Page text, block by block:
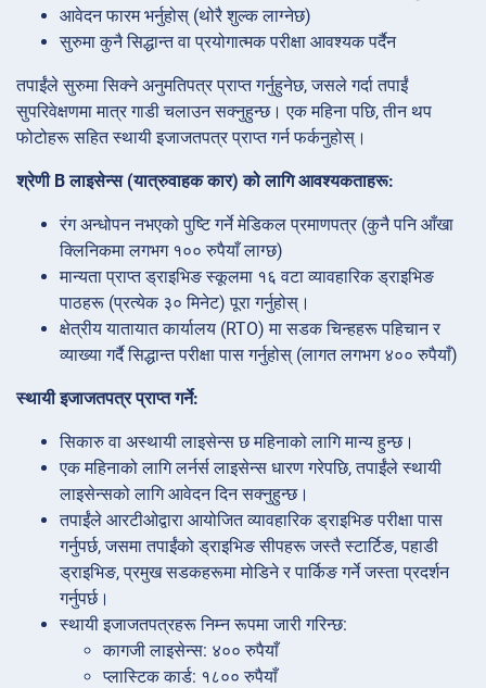
आवेदन फारम भर्नुहोस् (थोरै शुल्क लाग्नेछ)
सुरुमा कुनै सिद्धान्त वा प्रयोगात्मक परीक्षा आवश्यक पर्दैन
तपाईंले सुरुमा सिक्ने अनुमतिपत्र प्राप्त गर्नुहुनेछ, जसले गर्दा तपाईं
सुपरिवेक्षणमा मात्र गाडी चलाउन सक्नुहुन्छ। एक महिना पछि, तीन थप
फोटोहरू सहित स्थायी इजाजतपत्र प्राप्त गर्न फर्कनुहोस्।
श्रेणी B लाइसेन्स (यात्रुवाहक कार) को लागि आवश्यकताहरू:
रंग अन्धोपन नभएको पुष्टि गर्ने मेडिकल प्रमाणपत्र (कुनै पनि आँखा
क्लिनिकमा लगभग १०० रुपैयाँ लाग्छ)
मान्यता प्राप्त ड्राइभिङ स्कूलमा १६ वटा व्यावहारिक ड्राइभिङ
पाठहरू (प्रत्येक ३० मिनेट) पूरा गर्नुहोस्।
क्षेत्रीय यातायात कार्यालय (RTO) मा सडक चिन्हहरू पहिचान र
व्याख्या गर्दै सिद्धान्त परीक्षा पास गर्नुहोस् (लागत लगभग ४०० रुपैयाँ)
स्थायी इजाजतपत्र प्राप्त गर्ने:
सिकारु वा अस्थायी लाइसेन्स छ महिनाको लागि मान्य हुन्छ।
एक महिनाको लागि लर्नर्स लाइसेन्स धारण गरेपछि, तपाईंले स्थायी
लाइसेन्सको लागि आवेदन दिन सक्नुहुन्छ।
तपाईंले आरटीओद्वारा आयोजित व्यावहारिक ड्राइभिङ परीक्षा पास
गर्नुपर्छ, जसमा तपाईंको ड्राइभिङ सीपहरू जस्तै स्टार्टिङ, पहाडी
ड्राइभिङ, प्रमुख सडकहरूमा मोडिने र पार्किङ गर्ने जस्ता प्रदर्शन
गर्नुपर्छ।
स्थायी इजाजतपत्रहरू निम्न रूपमा जारी गरिन्छ:
कागजी लाइसेन्स: ४०० रुपैयाँ
प्लास्टिक कार्ड: १८०० रुपैयाँ